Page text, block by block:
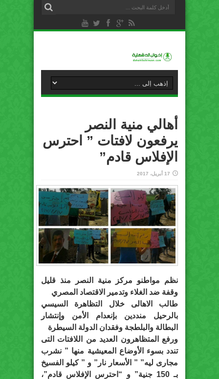
أهالي منية النصر
يرفعون لافتات ” احترس
الإفلاس قادم”
17 أبريل، 2017
نظم مواطنو مركز منية النصر منذ قليل
وقفة ضد الغلاء وتدمير الاقتصاد المصري
طالب الاهالى خلال التظاهرة السيسي
بالرحيل منددين بإنعدام الأمن وإنتشار
البطالة والبلطجة وفقدان الدولة السيطرة
ورفع المتظاهرون العديد من اللافتات التى
تندد بسوء الأوضاع المعيشية منها ” نشرب
مجارى ليه” ” الأسعار نار” و ” كيلو الفسيخ
بـ 150 جنية” و “احترس الإفلاس قادم”،